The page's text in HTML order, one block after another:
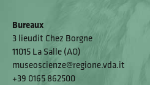
Bureaux
3 lieudit Chez Borgne
11015 La Salle (AO)
museoscienze@regione.vda.it
+39 0165 862500